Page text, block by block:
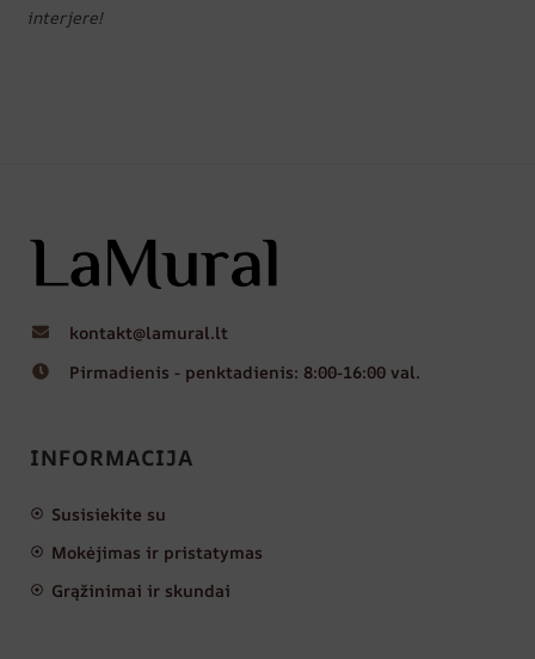
interjere!
kontakt@lamural.lt
Pirmadienis - penktadienis: 8:00-16:00 val.
INFORMACIJA
Susisiekite su
Mokėjimas ir pristatymas
Grąžinimai ir skundai